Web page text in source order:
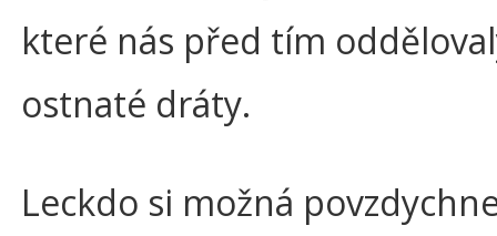
které nás před tím
ostnaté dráty.
Leckdo si možná